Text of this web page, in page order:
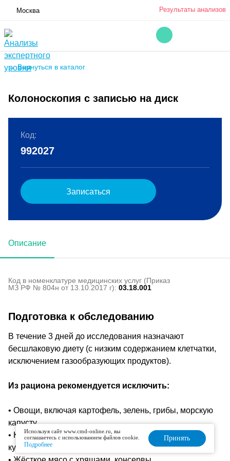
Москва Результаты анализов
← Вернуться в каталог
Колоноскопия с записью на диск
Описание
Код в номенклатуре медицинских услуг (Приказ
МЗ РФ № 804н от 13.10.2017 г): 03.18.001
Подготовка к обследованию
В течение 3 дней до исследования назначают
бесшлаковую диету (с низким содержанием клетчатки,
исключением газообразующих продуктов).
Из рациона рекомендуется исключить:
• Овощи, включая картофель, зелень, грибы, морскую
капусту
• Крупы, каши, бобовые, злаковые, орехи, семечки,
кунжут, мак, зёрна, отруби и другие семена, специи
Код:
992027
Записаться
Используя сайт www.cmd-online.ru, вы
соглашаетесь с использованием файлов cookie.
Подробнее
Принять